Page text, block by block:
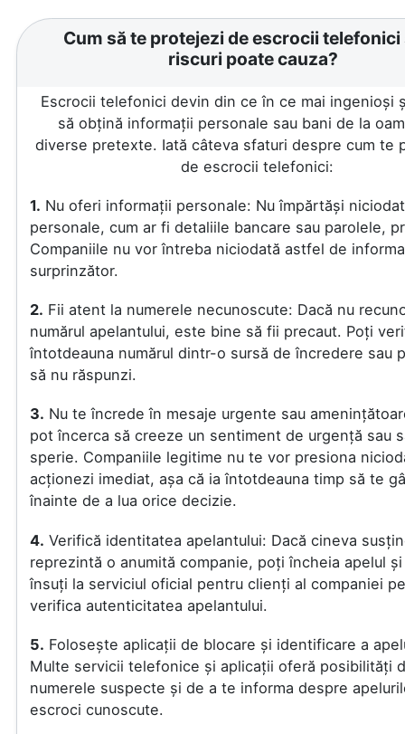
Cum să te protejezi de escrocii telefonici
riscuri poate cauza?
Escrocii telefonici devin din ce în ce mai ingenioși
să obțină informații personale sau bani de la
diverse pretexte. Iată câteva sfaturi despre cum te
de escrocii telefonici:
1. Nu oferi informații personale: Nu împărtăși
personale, cum ar fi detaliile bancare sau parolele,
Companiile nu vor întreba niciodată astfel de
surprinzător.
2. Fii atent la numerele necunoscute: Dacă nu
numărul apelantului, este bine să fii precaut. Poți
întotdeauna numărul dintr-o sursă de încredere sau
să nu răspunzi.
3. Nu te încrede în mesaje urgente sau
pot încerca să creeze un sentiment de urgență sau
sperie. Companiile legitime nu te vor presiona
acționezi imediat, așa că ia întotdeauna timp să te
înainte de a lua orice decizie.
4. Verifică identitatea apelantului: Dacă cineva
reprezintă o anumită companie, poți încheia apelul
însuți la serviciul oficial pentru clienți al companiei
verifica autenticitatea apelantului.
5. Folosește aplicații de blocare și identificare a
Multe servicii telefonice și aplicații oferă posibilități
numerele suspecte și de a te informa despre
escroci cunoscute.